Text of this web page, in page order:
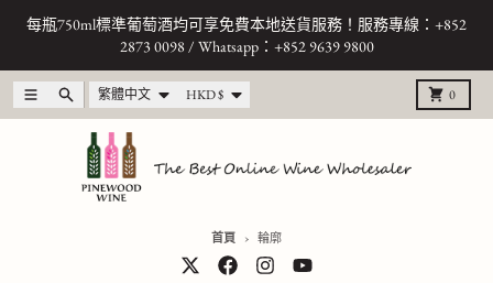
跳至內容
每瓶750ml標準葡萄酒均可享免費本地送貨服務！服務專線：+852
2873 0098 / Whatsapp：+852 9639 9800
選單 搜尋 語言
繁體中文 國家/地區
HKD $ 0
購物籃
首頁 輪廓